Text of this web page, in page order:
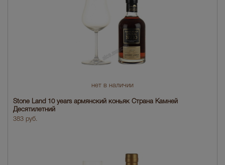
нет в наличии
Stone Land 10 years армянский коньяк Страна Камней
Десятилетний
383 руб.